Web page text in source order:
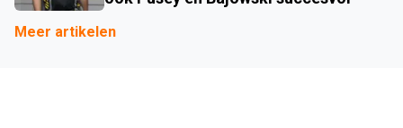
Meer artikelen